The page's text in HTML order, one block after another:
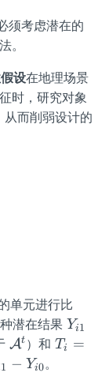
须考虑潜在的
。
设在地理场景
时，研究对象
而削弱设计的
单元进行比
潜在结果 Y
_
Yi1
\m
ath
At ）和 T_
Ti
=
1 − Yi0。